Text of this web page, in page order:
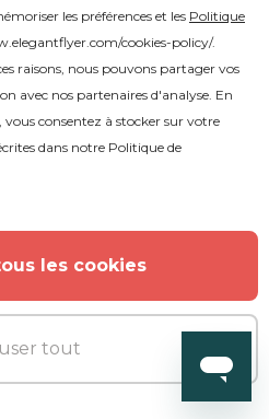
les préférences et les Politique
cookies-policy/.
raisons, nous pouvons partager vos
avec nos partenaires d'analyse. En
vous consentez à stocker sur votre
dans notre Politique de
les cookies
tout